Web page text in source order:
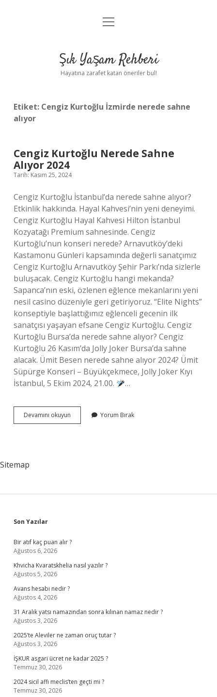
Anasayfa
Yasal Uyarı
menüyü
Şık Yaşam Rehberi
Hayatına zarafet katan öneriler bul!
Etiket: Cengiz Kurtoğlu İzmirde nerede sahne
alıyor
Cengiz Kurtoğlu Nerede Sahne
Alıyor 2024
Tarih: Kasım 25, 2024
Cengiz Kurtoğlu İstanbul’da nerede sahne alıyor?
Etkinlik hakkında. Hayal Kahvesi’nin yeni deneyimi.
Cengiz Kurtoğlu Hayal Kahvesi Hilton İstanbul
Kozyatağı Premium sahnesinde. Cengiz
Kurtoğlu’nun konseri nerede? Arnavutköy’deki
Kastamonu Günleri kapsamında değerli sanatçımız
Cengiz Kurtoğlu Arnavutköy Şehir Parkı’nda sizlerle
buluşacak. Cengiz Kurtoğlu hangi mekanda?
Sapanca’nın eski, özlenen eğlence mekanlarını yeni
nesil casino düzeniyle geri getiriyoruz. “Elite Nights”
konseptiyle başlattığımız eğlenceli gecenin ilk
sanatçısı yaşayan efsane Cengiz Kurtoğlu. Cengiz
Kurtoğlu Bursa’da nerede sahne alıyor? Cengiz
Kurtoğlu 26 Kasım’da Jolly Joker Bursa’da sahne
alacak. Ümit Besen nerede sahne alıyor 2024? Ümit
Süpürge Konseri – Büyükçekmece, Jolly Joker Kıyı
İstanbul, 5 Ekim 2024, 21.00.
…
Devamını okuyun
Kurtoğlu
Yorum Bırak
Sitemap
Sidebar
Son Yazılar
Bir atıf kaç puan alır ?
Ağustos 6, 2026
Khvicha Kvaratskhelia nasıl yazılır ?
Ağustos 5, 2026
Avans hesabı nedir ?
Ağustos 4, 2026
31 Aralık yatsı namazından sonra kılınan namaz nedir ?
Ağustos 3, 2026
2025’te Aleviler ne zaman oruç tutar ?
Ağustos 3, 2026
İŞKUR asgari ücret ne kadar 2025 ?
Temmuz 30, 2026
2024 sicil affı meclis’ten geçti mi ?
Temmuz 30, 2026